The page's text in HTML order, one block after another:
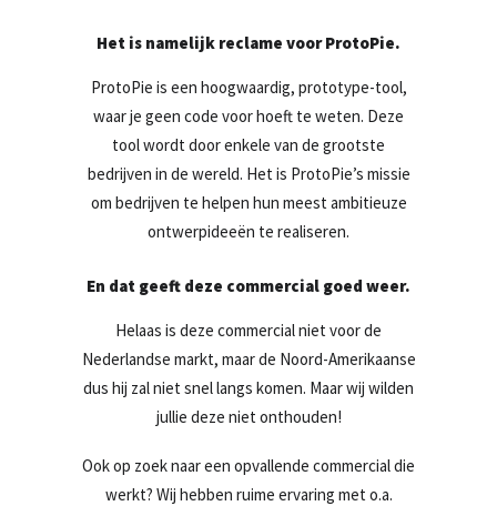
Het is namelijk reclame voor ProtoPie.
ProtoPie is een hoogwaardig, prototype-tool,
waar je geen code voor hoeft te weten. Deze
tool wordt door enkele van de grootste
bedrijven in de wereld. Het is ProtoPie’s missie
om bedrijven te helpen hun meest ambitieuze
ontwerpideeën te realiseren.
En dat geeft deze commercial goed weer.
Helaas is deze commercial niet voor de
Nederlandse markt, maar de Noord-Amerikaanse
dus hij zal niet snel langs komen. Maar wij wilden
jullie deze niet onthouden!
Ook op zoek naar een opvallende commercial die
werkt? Wij hebben ruime ervaring met o.a.